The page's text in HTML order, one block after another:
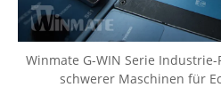
Winmate G-WIN Serie
schwerer Maschinen für